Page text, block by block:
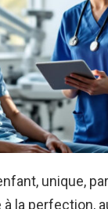
unique,
la perfection,